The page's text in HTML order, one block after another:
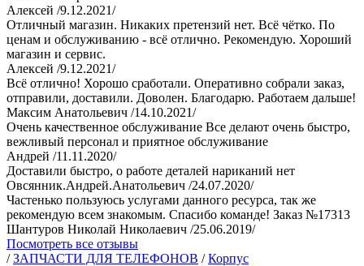
Алексей /9.12.2021/
Отличный магазин. Никаких претензий нет. Всё чётко. По
ценам и обслуживанию - всё отлично. Рекомендую. Хороший
магазин и сервис.
Алексей /9.12.2021/
Всё отлично! Хорошо сработали. Оперативно собрали заказ,
отправили, доставили. Доволен. Благодарю. Работаем дальше!
Максим Анатольевич /14.10.2021/
Очень качественное обслуживание Все делают очень быстро,
вежливый персонал и приятное обслуживание
Андрей /11.11.2020/
Доставили быстро, о работе деталей нариканий нет
Овсянник.Андрей.Анатольевич /24.07.2020/
Частенько пользуюсь услугами данного ресурса, так же
рекомендую всем знакомым. Спасибо команде! Заказ №17313
Шантуров Николай Николаевич /25.06.2019/
Посмотреть все отзывы
/ЗАПЧАСТИ ДЛЯ ТЕЛЕФОНОВ /Корпус